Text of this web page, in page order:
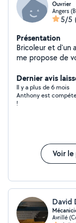
Ouvrier
Angers
5/5
Présentation
Bricoleur et d'un
me propose de
Dernier avis
Il y a plus de 6 mois
Anthony est
!
Voir
David
Avrillé